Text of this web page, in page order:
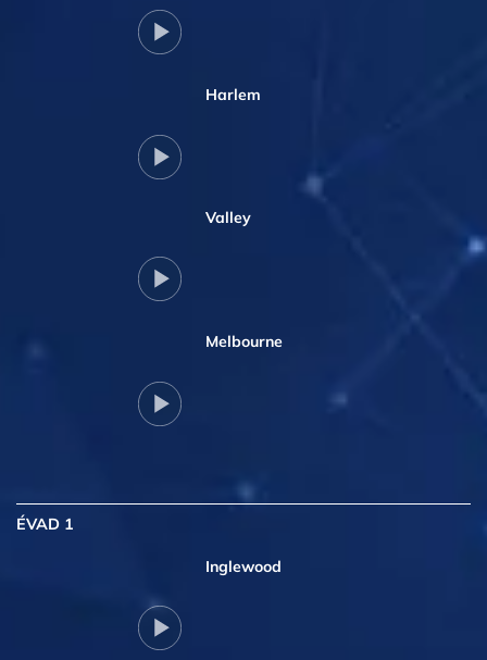
Harlem
Valley
Melbourne
ÉVAD 1
Inglewood